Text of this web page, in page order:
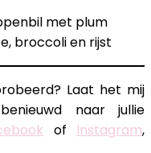
Laat het mij
naar jullie
of Instagram,